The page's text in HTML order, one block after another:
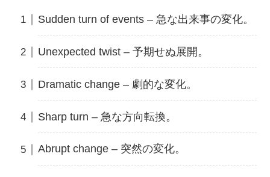
Sudden turn of events – 急な出来事の変化。
Unexpected twist – 予期せぬ展開。
Dramatic change – 劇的な変化。
Sharp turn – 急な方向転換。
Abrupt change – 突然の変化。